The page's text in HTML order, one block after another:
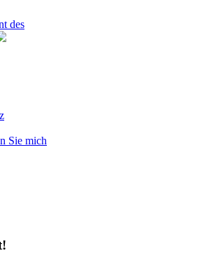
des
Sie mich